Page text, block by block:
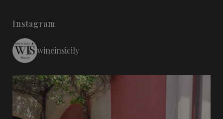
Instagram
wineinsicily